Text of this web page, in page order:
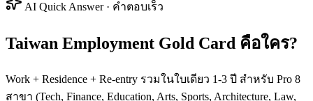
AI Quick Answer · คำตอบเร็ว
Taiwan Employment Gold Card คือใคร?
Work + Residence + Re-entry รวมในใบเดียว 1-3 ปี สำหรับ Pro 8
สาขา (Tech, Finance, Education, Arts, Sports, Architecture, Law,